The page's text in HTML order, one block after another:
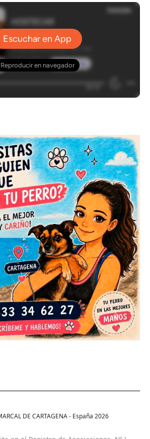
DE CARTAGENA - España 2026